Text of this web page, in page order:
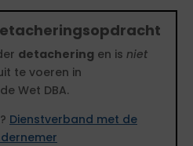
detachering en is niet
te voeren in
Wet DBA.
Dienstverband met de